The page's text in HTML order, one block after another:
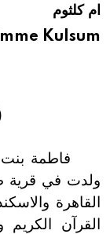
ام كلثوم
Kulsum
فاطمة بنت
ولدت في قرية
القاهرة
القرآن